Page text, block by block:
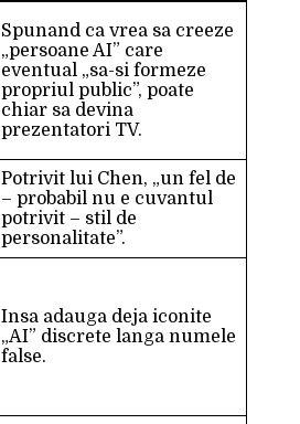
Spunand ca vrea sa creeze
„persoane AI” care
eventual „sa-si formeze
propriul public”, poate
chiar sa devina
prezentatori TV.
Potrivit lui Chen, „un fel de
– probabil nu e cuvantul
potrivit – stil de
personalitate”.
Insa adauga deja iconite
„AI” discrete langa numele
false.